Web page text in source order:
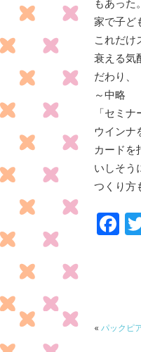
もあった
家で子ど
これだけ
衰える気
だわり、
～中略
「セミ
ウインナ
カードを
いしそう
つくり方
F
o
«パックピ